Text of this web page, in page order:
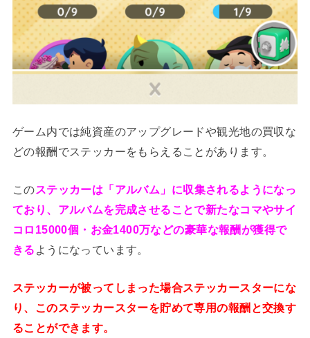
ゲーム内では純資産のアップグレードや観光地の買収な
どの報酬でステッカーをもらえることがあります。
このステッカーは「アルバム」に収集されるようになっ
ており、アルバムを完成させることで新たなコマやサイ
コロ15000個・お金1400万などの豪華な報酬が獲得で
きる ようになっています。
ステッカーが被ってしまった場合ステッカースターにな
り、このステッカースターを貯めて専用の報酬と交換す
ることができます。